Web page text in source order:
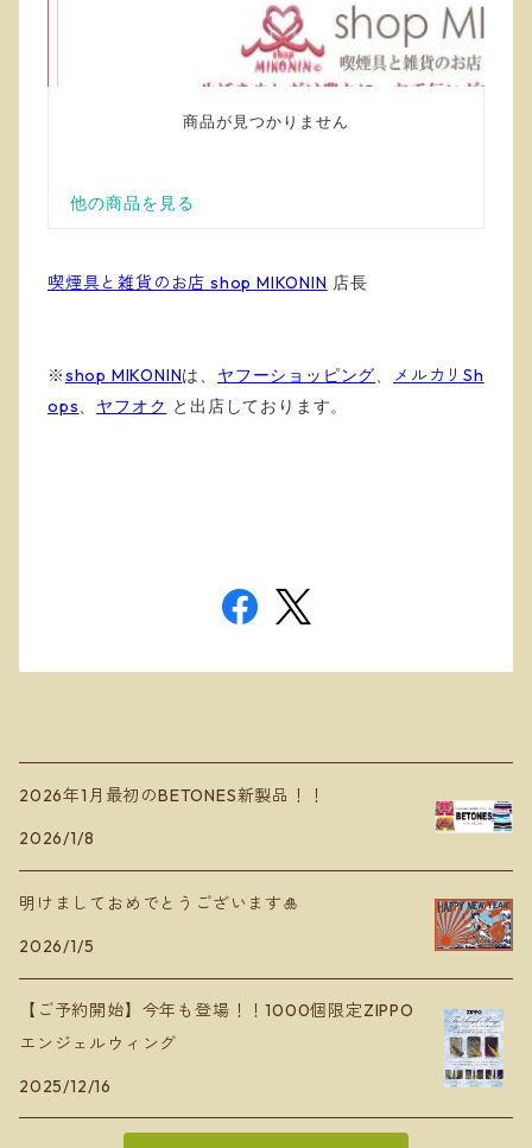
喫煙具と雑貨のお店 shop MIKONIN 店長
※shop MIKONINは、 ヤフーショッピング、
メルカリSh
ops、 ヤフオク と出店しております。
2026年1月最初のBETONES新製品！！
2026/1/8
明けましておめでとうございます🎍
2026/1/5
【ご予約開始】今年も登場！！1000個限定ZIPPO
エンジェルウィング
2025/12/16